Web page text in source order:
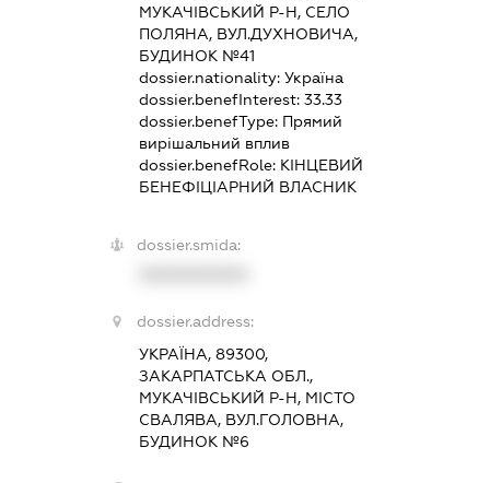
МУКАЧІВСЬКИЙ Р-Н, СЕЛО
ПОЛЯНА, ВУЛ.ДУХНОВИЧА,
БУДИНОК №41
dossier.nationality:Україна
dossier.benefInterest:33.33
dossier.benefType: Прямий
вирішальний вплив
dossier.benefRole: КІНЦЕВИЙ
БЕНЕФІЦІАРНИЙ ВЛАСНИК
dossier.smida:
dossier.address:
УКРАЇНА, 89300,
ЗАКАРПАТСЬКА ОБЛ.,
МУКАЧІВСЬКИЙ Р-Н, МІСТО
СВАЛЯВА, ВУЛ.ГОЛОВНА,
БУДИНОК №6